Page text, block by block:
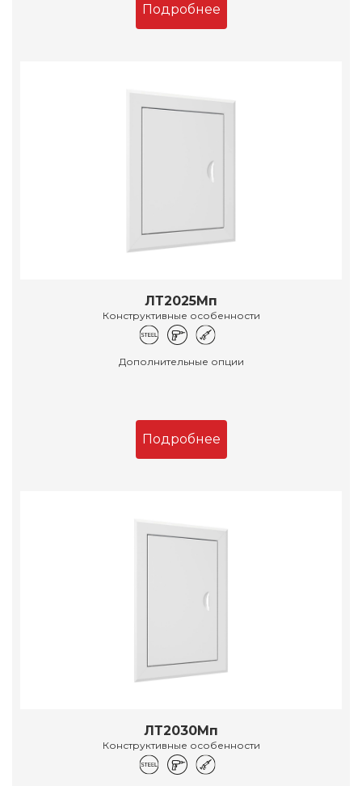
Подробнее
ЛТ2025Мп
Конструктивные особенности
Дополнительные опции
Подробнее
ЛТ2030Мп
Конструктивные особенности